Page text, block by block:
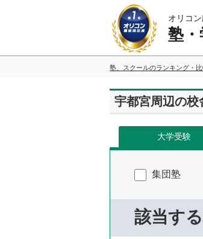
オリコ
塾・
塾、スクールのランキング・比
宇都宮周辺の校
大学受験
集団塾
該当す